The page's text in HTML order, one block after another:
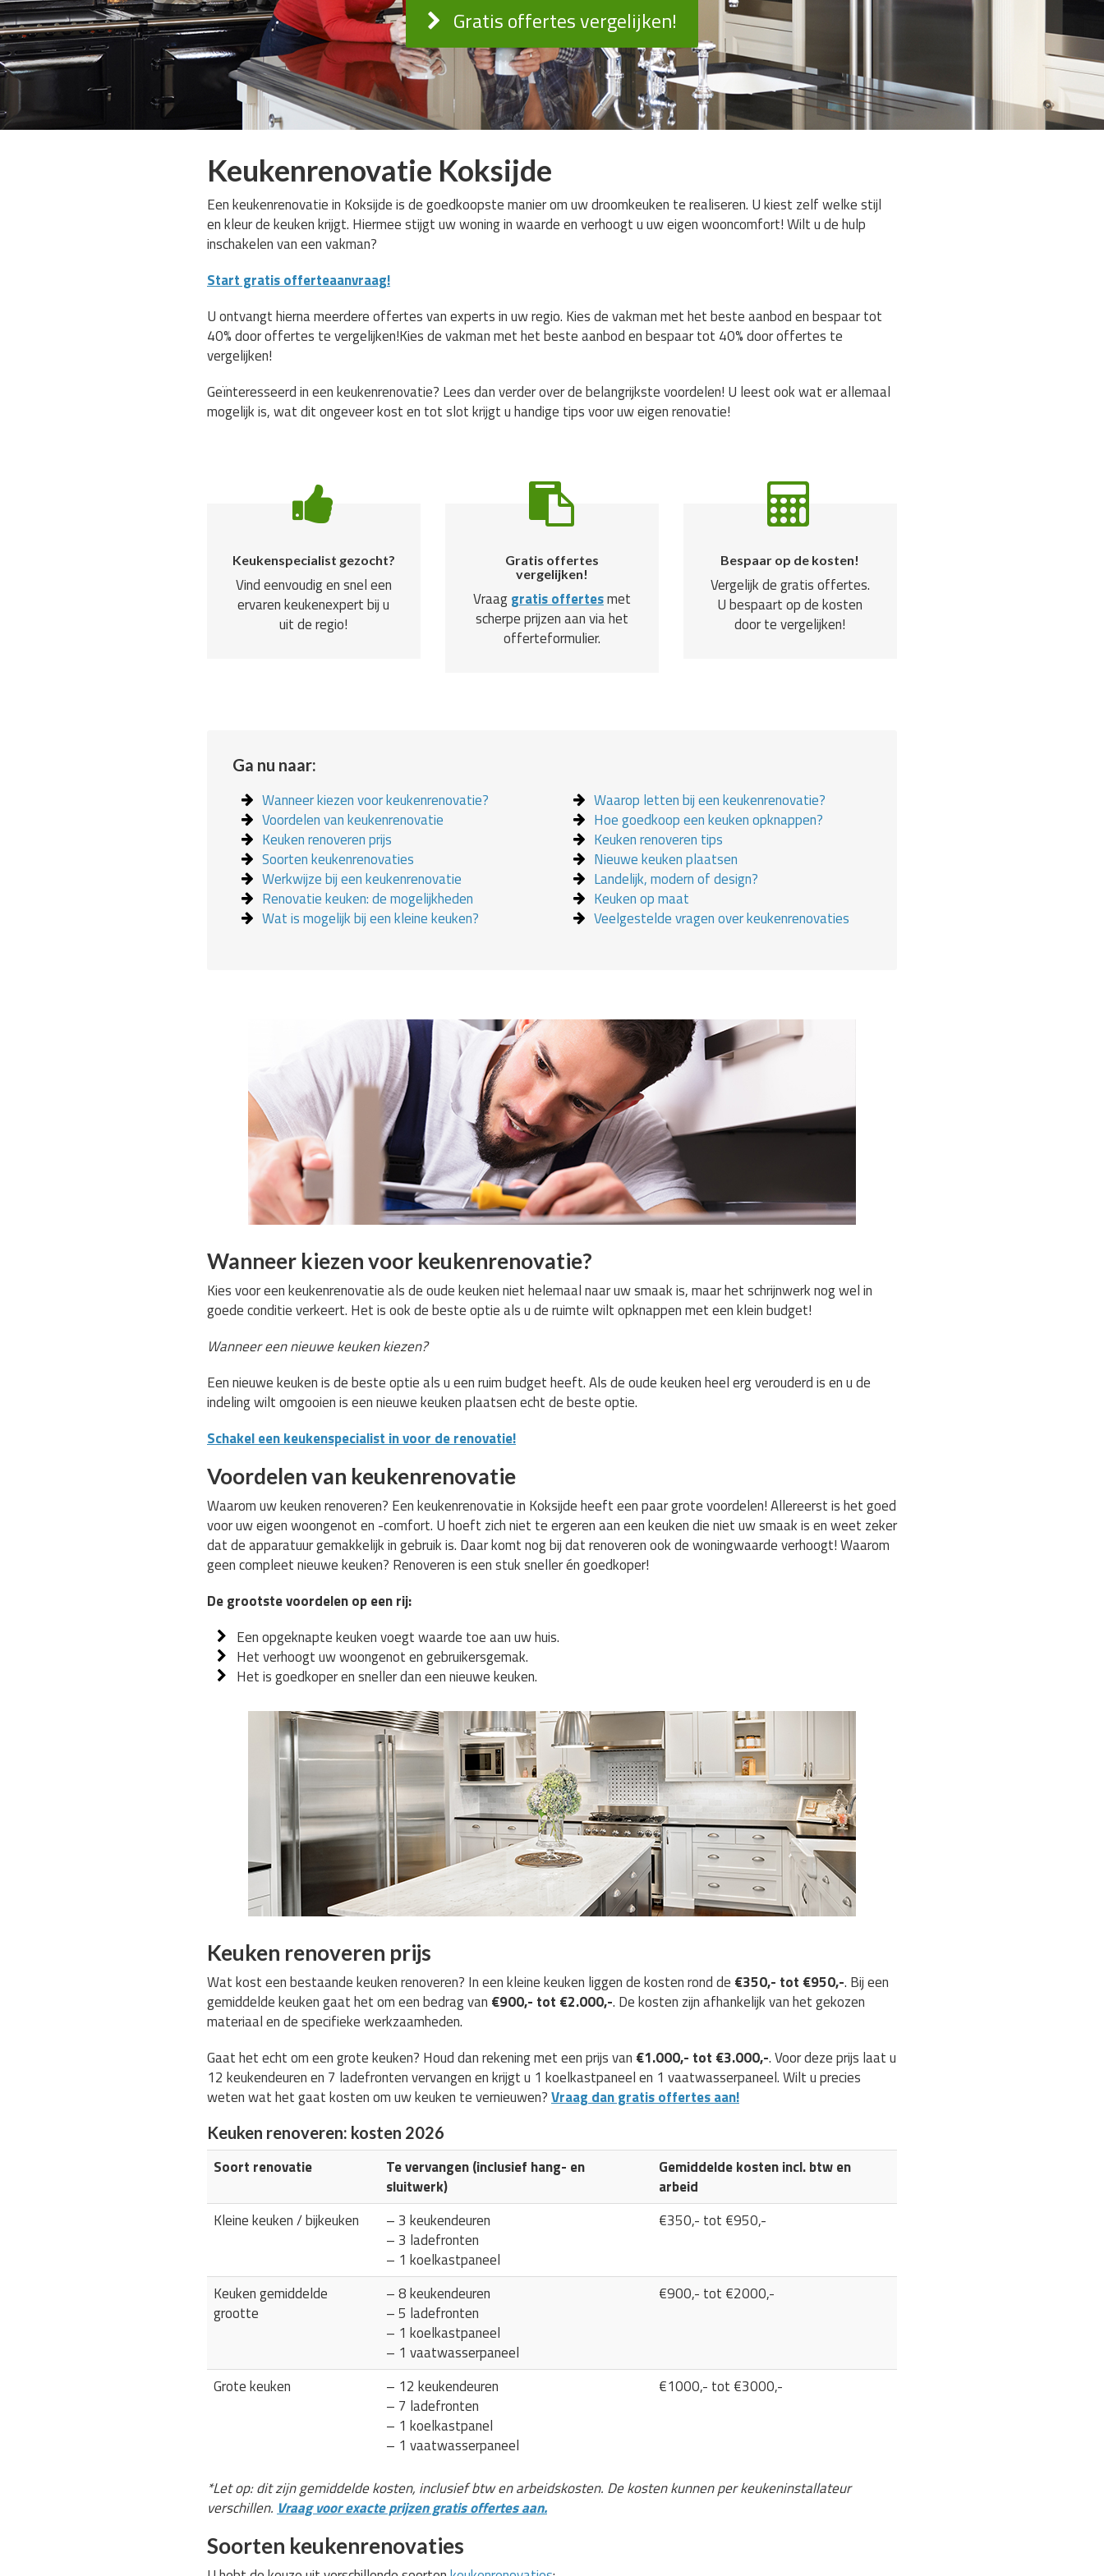
Gratis offertes vergelijken!
Keukenrenovatie Koksijde
Een keukenrenovatie in Koksijde is de goedkoopste manier om uw droomkeuken te realiseren. U kiest zelf welke stijl
en kleur de keuken krijgt. Hiermee stijgt uw woning in waarde en verhoogt u uw eigen wooncomfort! Wilt u de hulp
inschakelen van een vakman?
Start gratis offerteaanvraag!
U ontvangt hierna meerdere offertes van experts in uw regio. Kies de vakman met het beste aanbod en bespaar tot
40% door offertes te vergelijken!Kies de vakman met het beste aanbod en bespaar tot 40% door offertes te
vergelijken!
Geïnteresseerd in een keukenrenovatie? Lees dan verder over de belangrijkste voordelen! U leest ook wat er allemaal
mogelijk is, wat dit ongeveer kost en tot slot krijgt u handige tips voor uw eigen renovatie!
Keukenspecialist gezocht?
Vind eenvoudig en snel een
ervaren keukenexpert bij u
uit de regio!
Gratis offertes
vergelijken!
Vraaggratis offertesmet
scherpe prijzen aan via het
offerteformulier.
Bespaar op de kosten!
Vergelijk de gratis offertes.
U bespaart op de kosten
door te vergelijken!
Ga nu naar:
Wanneer kiezen voor keukenrenovatie?
Voordelen van keukenrenovatie
Keuken renoveren prijs
Soorten keukenrenovaties
Werkwijze bij een keukenrenovatie
Renovatie keuken: de mogelijkheden
Wat is mogelijk bij een kleine keuken?
Waarop letten bij een keukenrenovatie?
Hoe goedkoop een keuken opknappen?
Keuken renoveren tips
Nieuwe keuken plaatsen
Landelijk, modern of design?
Keuken op maat
Veelgestelde vragen over keukenrenovaties
Wanneer kiezen voor keukenrenovatie?
Kies voor een keukenrenovatie als de oude keuken niet helemaal naar uw smaak is, maar het schrijnwerk nog wel in
goede conditie verkeert. Het is ook de beste optie als u de ruimte wilt opknappen met een klein budget!
Wanneer een nieuwe keuken kiezen?
Een nieuwe keuken is de beste optie als u een ruim budget heeft. Als de oude keuken heel erg verouderd is en u de
indeling wilt omgooien is een nieuwe keuken plaatsen echt de beste optie.
Schakel een keukenspecialist in voor de renovatie!
Voordelen van keukenrenovatie
Waarom uw keuken renoveren? Een keukenrenovatie in Koksijde heeft een paar grote voordelen! Allereerst is het goed
voor uw eigen woongenot en -comfort. U hoeft zich niet te ergeren aan een keuken die niet uw smaak is en weet zeker
dat de apparatuur gemakkelijk in gebruik is. Daar komt nog bij dat renoveren ook de woningwaarde verhoogt! Waarom
geen compleet nieuwe keuken? Renoveren is een stuk sneller én goedkoper!
De grootste voordelen op een rij:
Een opgeknapte keuken voegt waarde toe aan uw huis.
Het verhoogt uw woongenot en gebruikersgemak.
Het is goedkoper en sneller dan een nieuwe keuken.
Keuken renoveren prijs
Wat kost een bestaande keuken renoveren? In een kleine keuken liggen de kosten rond de €350,- tot €950,-. Bij een
gemiddelde keuken gaat het om een bedrag van €900,- tot €2.000,-. De kosten zijn afhankelijk van het gekozen
materiaal en de specifieke werkzaamheden.
Gaat het echt om een grote keuken? Houd dan rekening met een prijs van €1.000,- tot €3.000,-. Voor deze prijs laat u
12 keukendeuren en 7 ladefronten vervangen en krijgt u 1 koelkastpaneel en 1 vaatwasserpaneel. Wilt u precies
weten wat het gaat kosten om uw keuken te vernieuwen?Vraag dan gratis offertes aan!
Keuken renoveren: kosten 2026
Soort renovatie
Te vervangen (inclusief hang- en
sluitwerk)
Gemiddelde kosten incl. btw en
arbeid
Kleine keuken / bijkeuken
– 3 keukendeuren
– 3 ladefronten
– 1 koelkastpaneel
€350,- tot €950,-
Keuken gemiddelde
grootte
– 8 keukendeuren
– 5 ladefronten
– 1 koelkastpaneel
– 1 vaatwasserpaneel
€900,- tot €2000,-
Grote keuken
– 12 keukendeuren
– 7 ladefronten
– 1 koelkastpanel
– 1 vaatwasserpaneel
€1000,- tot €3000,-
*Let op: dit zijn gemiddelde kosten, inclusief btw en arbeidskosten. De kosten kunnen per keukeninstallateur
verschillen. Vraag voor exacte prijzen gratis offertes aan.
Soorten keukenrenovaties